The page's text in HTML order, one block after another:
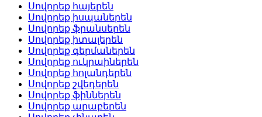
Սովորեք հայերեն
Սովորեք իսպաներեն
Սովորեք ֆրանսերեն
Սովորեք իտալերեն
Սովորեք գերմաներեն
Սովորեք ուկրաիներեն
Սովորեք հոլանդերեն
Սովորեք շվեդերեն
Սովորեք ֆիններեն
Սովորեք արաբերեն